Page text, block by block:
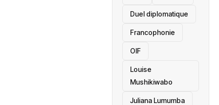
Duel diplomatique
Francophonie
OIF
Louise
Mushikiwabo
Juliana Lumumba